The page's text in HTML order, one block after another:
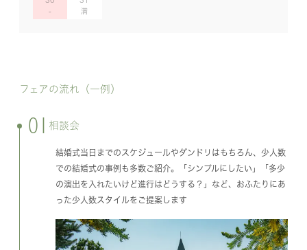
フェアの流れ（一例）
01 相談会
結婚式当日までのスケジュールやダンドリはもちろん、少人数
での結婚式の事例も多数ご紹介。「シンプルにしたい」「多少
の演出を入れたいけど進行はどうする？」など、おふたりにあ
った少人数スタイルをご提案します